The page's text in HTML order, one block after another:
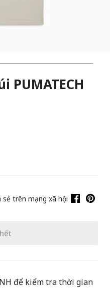
PUMATECH
sẻ trên mạng xã hội
để kiểm tra thời gian